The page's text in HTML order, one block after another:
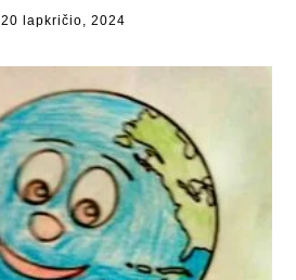
20 lapkričio, 2024